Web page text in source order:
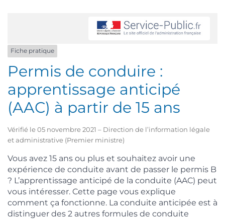
Fiche pratique
Permis de conduire :
apprentissage anticipé
(AAC) à partir de 15 ans
Vérifié le 05 novembre 2021 – Direction de l’information légale
et administrative (Premier ministre)
Vous avez 15 ans ou plus et souhaitez avoir une
expérience de conduite avant de passer le permis B
? L’apprentissage anticipé de la conduite (AAC) peut
vous intéresser. Cette page vous explique
comment ça fonctionne. La conduite anticipée est à
distinguer des 2 autres formules de conduite